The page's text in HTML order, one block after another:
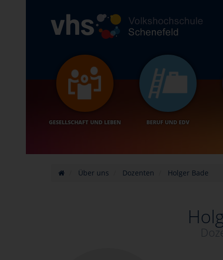
GESELLSCHAFT UND LEBEN BERUF UND EDV
Über uns Dozenten Holger Bade